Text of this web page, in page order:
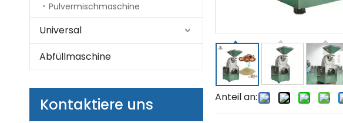
Pulvermischmaschine
Universal
Abfüllmaschine
Kontaktiere uns Anteil an: